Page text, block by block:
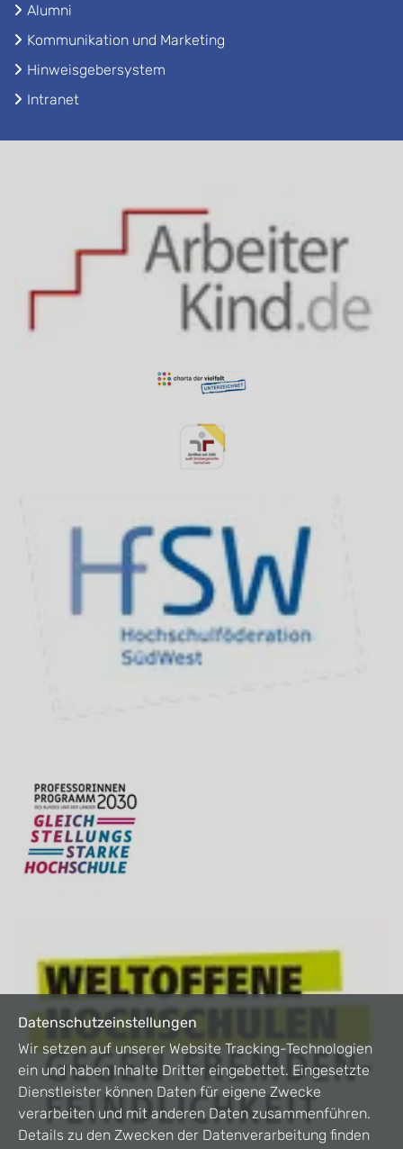
Alumni
Kommunikation und Marketing
Hinweisgebersystem
Intranet
Datenschutzeinstellungen
Wir setzen auf unserer Website Tracking-Technologien
ein und haben Inhalte Dritter eingebettet. Eingesetzte
Dienstleister können Daten für eigene Zwecke
verarbeiten und mit anderen Daten zusammenführen.
Details zu den Zwecken der Datenverarbeitung finden